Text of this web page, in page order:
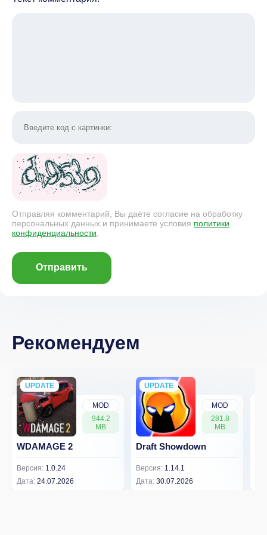
Отправляя комментарий, Вы даёте согласие на обработку
персональных данных и принимаете условия политики
конфиденциальности
Отправить
Рекомендуем
MOD
944.2
MB
UPDATE
NEW
WDAMAGE 2
Версия: 1.0.24
Дата: 24.07.2026
MOD
281.8
MB
UPDATE
NEW
Draft Showdown
Версия: 1.14.1
Дата: 30.07.2026